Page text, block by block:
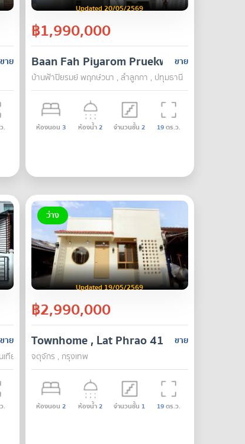
ขาย
.
Updated 20/05/2569
฿1,990,000
ขาย
Baan Fah Piyarom Pruekwana
บ้านฟ้าปิยรมย์ พฤกษ์วนา , ลำลูกกา , ปทุมธานี
ห้องนอน 3 ห้องน้ำ2 จำนวนชั้น 2 19ตร.ว.
ขาย– RAMA 2
ทียน , กรุงเทพ
.
ว่าง
Updated 19/05/2569
฿2,990,000
ขาย
Townhome , Lat Phrao 41
จตุจักร , กรุงเทพ
ห้องนอน 2 ห้องน้ำ2 จำนวนชั้น 1 19ตร.ว.